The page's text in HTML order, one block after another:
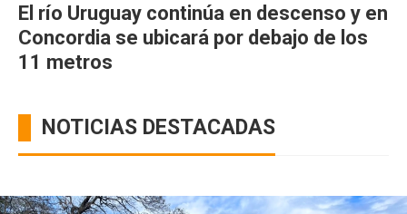
El río Uruguay continúa en descenso y en
Concordia se ubicará por debajo de los
11 metros
NOTICIAS DESTACADAS